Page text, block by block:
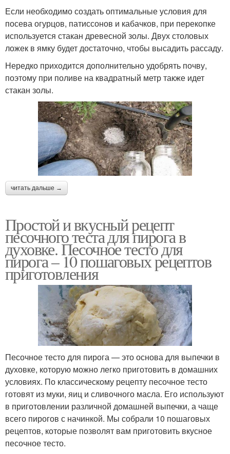
Если необходимо создать оптимальные условия для
посева огурцов, патиссонов и кабачков, при перекопке
используется стакан древесной золы. Двух столовых
ложек в ямку будет достаточно, чтобы высадить рассаду.
Нередко приходится дополнительно удобрять почву,
поэтому при поливе на квадратный метр также идет
стакан золы.
читать дальше →
Простой и вкусный рецепт
песочного теста для пирога в
духовке. Песочное тесто для
пирога – 10 пошаговых рецептов
приготовления
Песочное тесто для пирога — это основа для выпечки в
духовке, которую можно легко приготовить в домашних
условиях. По классическому рецепту песочное тесто
готовят из муки, яиц и сливочного масла. Его используют
в приготовлении различной домашней выпечки, а чаще
всего пирогов с начинкой. Мы собрали 10 пошаговых
рецептов, которые позволят вам приготовить вкусное
песочное тесто.